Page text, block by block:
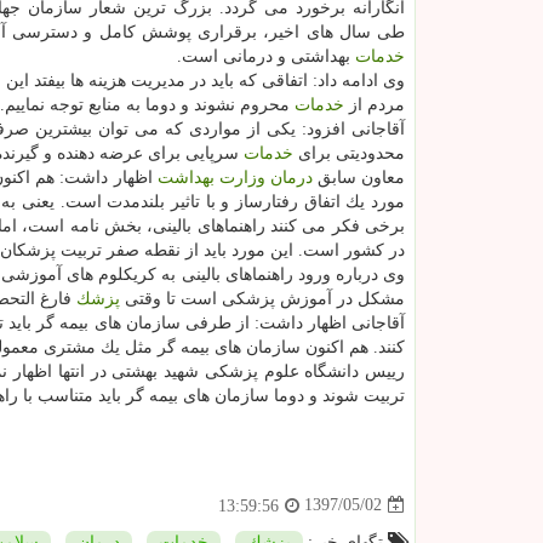
انگارانه برخورد می گردد. بزرگ ترین شعار سازمان
طی سال های اخیر، برقراری پوشش كامل و دسترسی
خدمات بهداشتی و درمانی است.
وی ادامه داد: اتفاقی كه باید در مدیریت هزینه ها بیفتد
مردم از خدمات محروم نشوند و دوما به منابع توجه نماییم.
آقاجانی افزود: یكی از مواردی كه می توان بیشترین
محدودیتی برای خدمات سرپایی برای عرضه دهنده و
معاون سابقدرمان وزارت بهداشت اظهار داشت: هم
مورد یك اتفاق رفتارساز و با تاثیر بلندمدت است. یعنی
برخی فكر می كنند راهنماهای بالینی، بخش نامه است،
در كشور است. این مورد باید از نقطه صفر تربیت
مشكل در آموزش پزشكی است تا وقتی پزشك فارغ
آقاجانی اظهار داشت: از طرفی سازمان های بیمه گر باید
كنند. هم اكنون سازمان های بیمه گر مثل یك مشتری
رییس دانشگاه علوم پزشكی شهید بهشتی در انتها اظهار
تربیت شوند و دوما سازمان های بیمه گر باید متناسب با
1397/05/02
13:59:56